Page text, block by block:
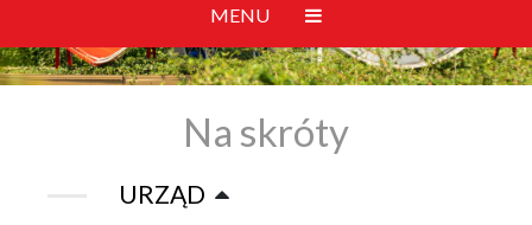
MENU
Na skróty
URZĄD